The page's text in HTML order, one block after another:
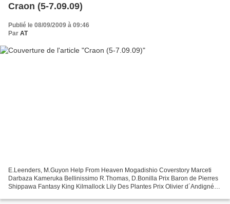
Craon (5-7.09.09)
Publié le 08/09/2009 à 09:46
Par AT
E.Leenders, M.Guyon Help From Heaven Mogadishio Coverstory Marceti
Darbaza Kameruka Bellinissimo R.Thomas, D.Bonilla Prix Baron de Pierres
Shippawa Fantasy King Kilmallock Lily Des Plantes Prix Olivier d´Andigné